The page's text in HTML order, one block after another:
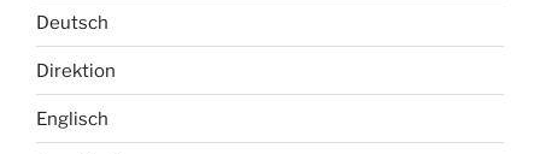
Deutsch
Direktion
Englisch